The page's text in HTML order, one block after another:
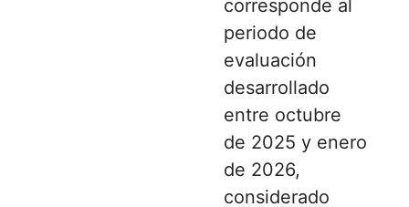
corresponde al
periodo de
evaluación
desarrollado
entre octubre
de 2025 y enero
de 2026,
considerado